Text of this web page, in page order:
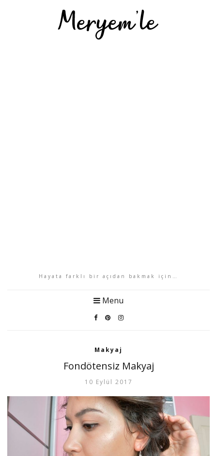
Hayata farklı bir açıdan bakmak için…
Menu
Makyaj
Fondötensiz Makyaj
10 Eylül 2017